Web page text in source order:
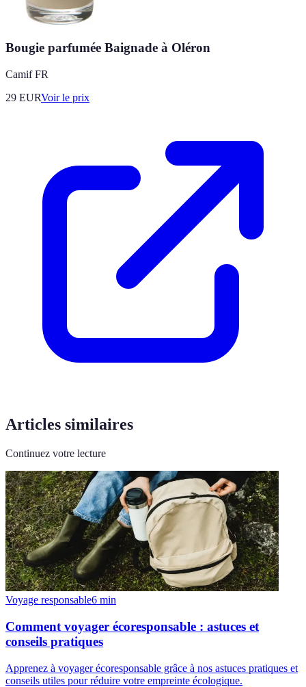
Bougie parfumée Baignade à Oléron
Camif FR
29 EURVoir le prix
Articles similaires
Continuez votre lecture
Voyage responsable6 min
Comment voyager écoresponsable : astuces et
conseils pratiques
Apprenez à voyager écoresponsable grâce à nos astuces pratiques et
conseils utiles pour réduire votre empreinte écologique.